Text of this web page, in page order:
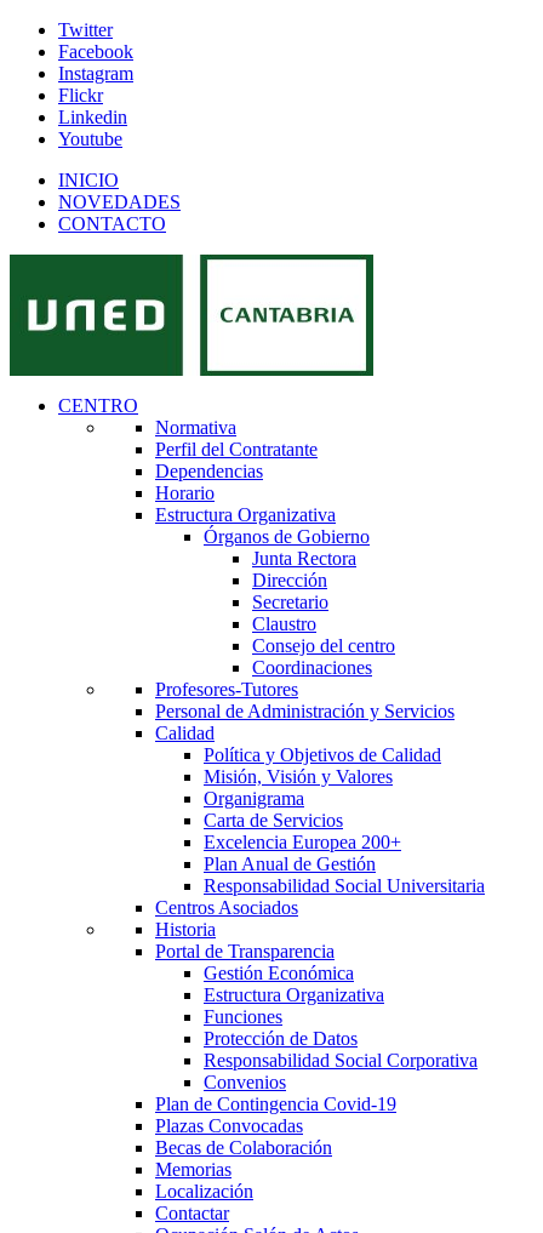
Twitter
Facebook
Instagram
Flickr
Linkedin
Youtube
INICIO
NOVEDADES
CONTACTO
CENTRO
Normativa
Perfil del Contratante
Dependencias
Horario
Estructura Organizativa
Órganos de Gobierno
Junta Rectora
Dirección
Secretario
Claustro
Consejo del centro
Coordinaciones
Profesores-Tutores
Personal de Administración y Servicios
Calidad
Política y Objetivos de Calidad
Misión, Visión y Valores
Organigrama
Carta de Servicios
Excelencia Europea 200+
Plan Anual de Gestión
Responsabilidad Social Universitaria
Centros Asociados
Historia
Portal de Transparencia
Gestión Económica
Estructura Organizativa
Funciones
Protección de Datos
Responsabilidad Social Corporativa
Convenios
Plan de Contingencia Covid-19
Plazas Convocadas
Becas de Colaboración
Memorias
Localización
Contactar